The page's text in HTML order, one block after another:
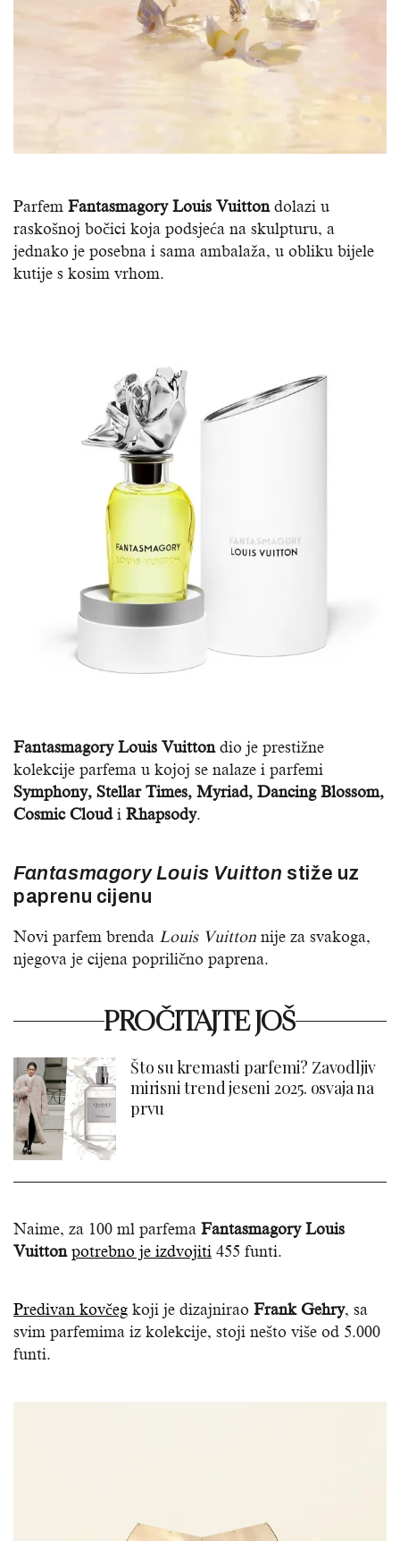
Parfem Fantasmagory Louis Vuittondolazi u
raskošnoj bočici koja podsjeća na skulpturu, a
jednako je posebna i sama ambalaža, u obliku bijele
kutije s kosim vrhom.
Fantasmagory Louis Vuittondio je prestižne
kolekcije parfema u kojoj se nalaze i parfemi
Symphony, Stellar Times, Myriad, Dancing Blossom,
Cosmic Cloudi Rhapsody.
Fantasmagory Louis Vuitton stiže uz
paprenu cijenu
Novi parfem brenda Louis Vuitton nije za svakoga,
njegova je cijena poprilično paprena.
PROČITAJTE JOŠ
Što su kremasti parfemi? Zavodljiv
mirisni trend jeseni 2025. osvaja na
prvu
Naime, za 100 ml parfema Fantasmagory Louis
Vuitton potrebno je izdvojiti 455 funti.
Predivan kovčeg koji je dizajnirao Frank Gehry, sa
svim parfemima iz kolekcije, stoji nešto više od 5.000
funti.